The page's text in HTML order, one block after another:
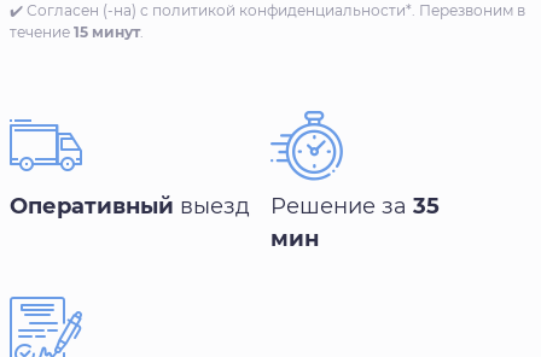
✔️ Согласен (-на) с политикой конфиденциальности*. Перезвоним в
течение 15 минут.
Оперативный выезд Решение за 35
мин